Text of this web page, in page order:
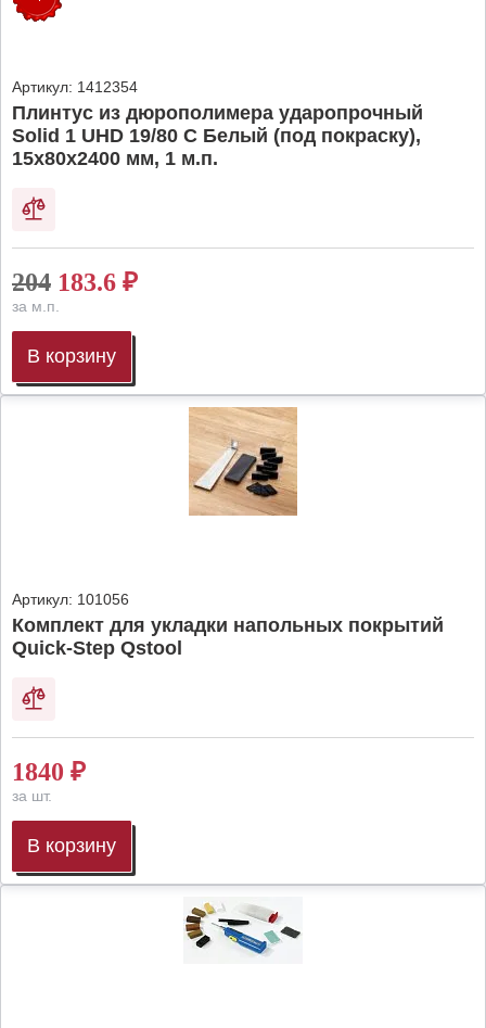
Артикул: 1412354
Плинтус из дюрополимера ударопрочный
Solid 1 UHD 19/80 C Белый (под покраску),
15х80х2400 мм, 1 м.п.
204 183.6 ₽
за м.п.
В корзину
Артикул: 101056
Комплект для укладки напольных покрытий
Quick-Step Qstool
1840 ₽
за шт.
В корзину